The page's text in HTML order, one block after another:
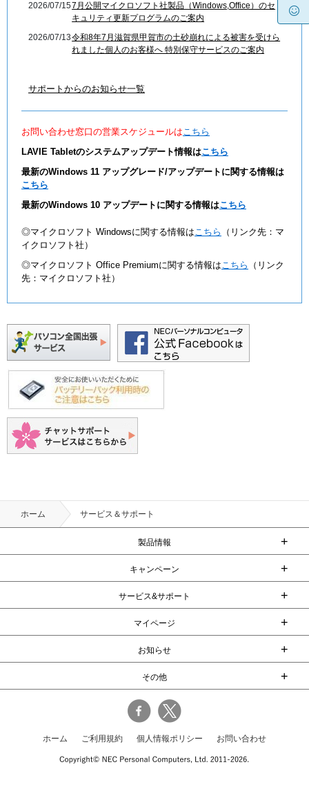
2026/07/157月公開マイクロソフト社製品（Windows,Office）のセ
キュリティ更新プログラムのご案内
2026/07/13令和8年7月滋賀県甲賀市の土砂崩れによる被害を受けら
れました個人のお客様へ 特別保守サービスのご案内
サポートからのお知らせ一覧
お問い合わせ窓口の営業スケジュールはこちら
LAVIE Tabletのシステムアップデート情報はこちら
最新のWindows 11 アップグレード/アップデートに関する情報は
こちら
最新のWindows 10 アップデートに関する情報はこちら
◎マイクロソフト Windowsに関する情報はこちら
（リンク先：マ
イクロソフト社）
◎マイクロソフト Office Premiumに関する情報はこちら
（リンク
先：マイクロソフト社）
ホーム サービス＆サポート
製品情報 +
キャンペーン +
サービス&サポート +
マイページ +
お知らせ +
その他 +
ホーム ご利用規約 個人情報ポリシー お問い合わせ